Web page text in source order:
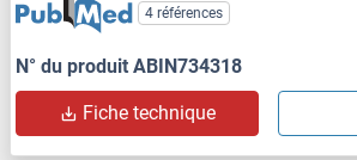
4 références
N° du produit ABIN734318
Fiche technique